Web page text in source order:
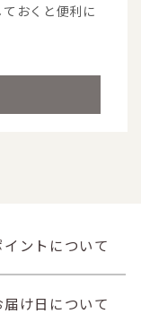
おくと便利に
イントについて
届け日について